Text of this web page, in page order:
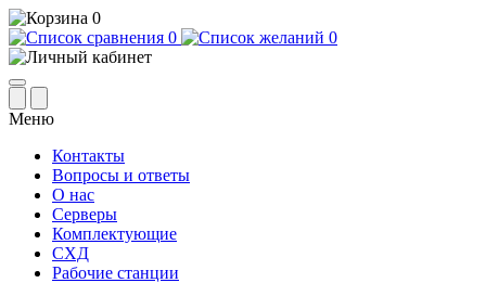
0
0
0
Меню
Контакты
Вопросы и ответы
О нас
Серверы
Комплектующие
СХД
Рабочие станции